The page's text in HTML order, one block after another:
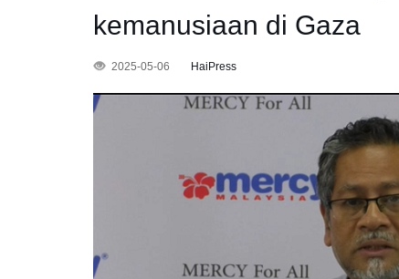
kemanusiaan di Gaza
2025-05-06 HaiPress